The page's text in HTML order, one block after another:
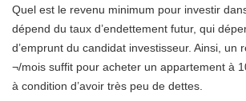
Quel est le revenu minimum pour investir
dépend du taux d’endettement futur, qui
d’emprunt du candidat investisseur. Ainsi, un
¬/mois suffit pour acheter un appartement à
à condition d’avoir très peu de dettes.